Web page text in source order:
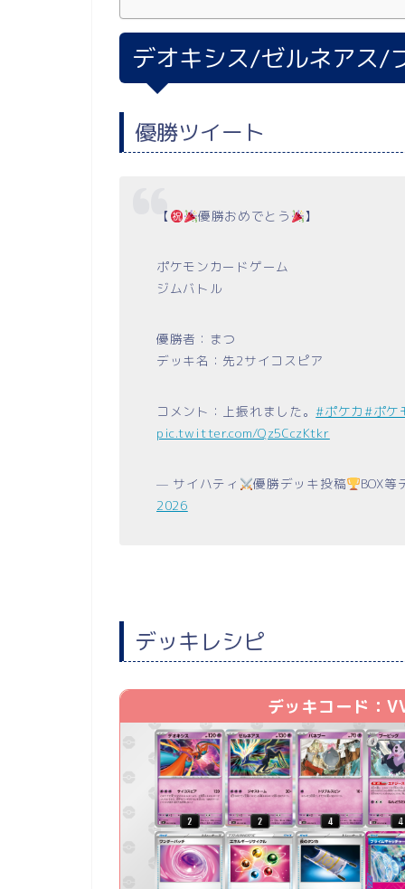
デオキシス/ゼルネアス/
優勝ツイート
【 優勝おめでとう 】
ポケモンカードゲーム
ジムバトル
優勝者：まつ
デッキ名：先2サイコスピア
コメント：上振れました。#ポケカ#ポケ
pic.twitter.com/Qz5CczKtkr
— サイハティ 優勝デッキ投稿
BOX
2026
デッキレシピ
デッキコード：